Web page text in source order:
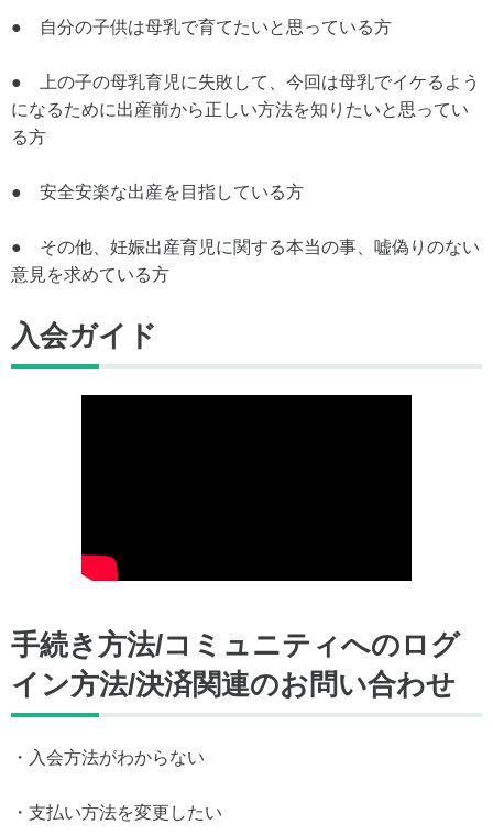
● 自分の子供は母乳で育てたいと思っている方
● 上の子の母乳育児に失敗して、今回は母乳でイケるよう
になるために出産前から正しい方法を知りたいと思ってい
る方
● 安全安楽な出産を目指している方
● その他、妊娠出産育児に関する本当の事、嘘偽りのない
意見を求めている方
入会ガイド
手続き方法/コミュニティへのログ
イン方法/決済関連のお問い合わせ
・入会方法がわからない
・支払い方法を変更したい